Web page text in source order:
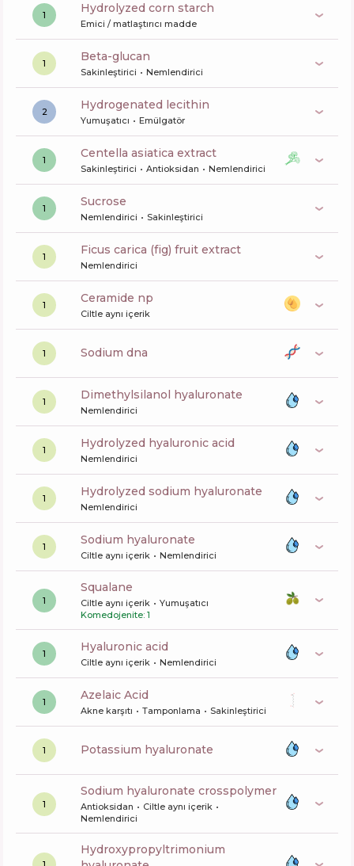
1 hydrolyzed corn starch
Emici / matlaştırıcı madde
1 beta-glucan
Sakinleştirici Nemlendirici
2 hydrogenated lecithin
Yumuşatıcı Emülgatör
1 centella asiatica extract
Sakinleştirici Antioksidan Nemlendirici
1 sucrose
Nemlendirici Sakinleştirici
1 ficus carica (fig) fruit extract
Nemlendirici
1 ceramide np
Ciltle aynı içerik
1 sodium dna
1 dimethylsilanol hyaluronate
Nemlendirici
1 hydrolyzed hyaluronic acid
Nemlendirici
1 hydrolyzed sodium hyaluronate
Nemlendirici
1 sodium hyaluronate
Ciltle aynı içerik Nemlendirici
1
squalane
Ciltle aynı içerik
Yumuşatıcı
Komedojenite: 1
1 hyaluronic acid
Ciltle aynı içerik Nemlendirici
1 Azelaic Acid
Akne karşıtı Tamponlama Sakinleştirici
1 potassium hyaluronate
1
sodium hyaluronate crosspolymer
Antioksidan
Ciltle aynı içerik
Nemlendirici
hydroxypropyltrimonium